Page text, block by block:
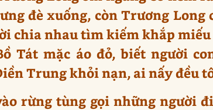
đè xuống, còn Trương Long
chia nhau tìm kiếm khắp
Tát mặc áo đỏ, biết người
Trung khỏi nạn, ai nấy đều
rừng tùng gọi những người